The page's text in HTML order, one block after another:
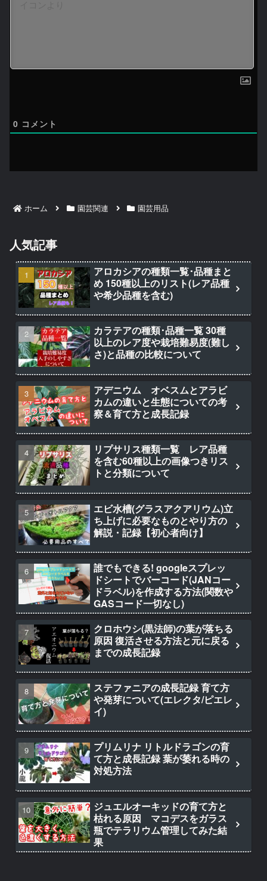
0 コメント
ホーム 園芸関連 園芸用品
人気記事
アロカシアの種類一覧･品種まと
め 150種以上のリスト(レア品種
や希少品種を含む)
カラテアの種類･品種一覧 30種
以上のレア度や栽培難易度(難し
さ)と品種の比較について
アデニウム オベスムとアラビ
カムの違いと生態についての考
察＆育て方と成長記録
リプサリス種類一覧 レア品種
を含む60種以上の画像つきリス
トと分類について
エビ水槽(グラスアクアリウム)立
ち上げに必要なものとやり方の
解説・記録【初心者向け】
誰でもできる! googleスプレッ
ドシートでバーコード(JANコー
ドラベル)を作成する方法(関数や
GASコード一切なし)
クロホウシ(黒法師)の葉が落ちる
原因 復活させる方法と元に戻る
までの成長記録
ステファニアの成長記録 育て方
や発芽について(エレクタ/ピエレ
イ)
プリムリナ リトルドラゴンの育
て方と成長記録 葉が萎れる時の
対処方法
ジュエルオーキッドの育て方と
枯れる原因 マコデスをガラス
瓶でテラリウム管理してみた結
果